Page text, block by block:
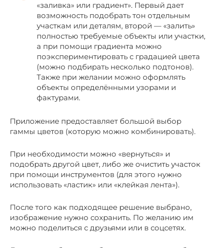
«заливка» или градиент». Первый дает
возможность подобрать тон отдельным
участкам или деталям, второй — «залить»
полностью требуемые объекты или участки,
а при помощи градиента можно
поэкспериментировать с градацией цвета
(можно подбирать несколько подтонов).
Также при желании можно оформлять
объекты определёнными узорами и
фактурами.
Приложение предоставляет большой выбор
гаммы цветов (которую можно комбинировать).
При необходимости можно «вернуться» и
подобрать другой цвет, либо же очистить участок
при помощи инструментов (для этого нужно
использовать «ластик» или «клейкая лента»).
После того как подходящее решение выбрано,
изображение нужно сохранить. По желанию им
можно поделиться с друзьями или в соцсетях.